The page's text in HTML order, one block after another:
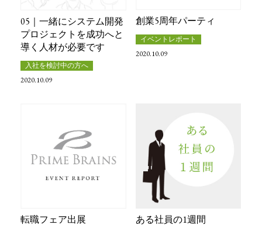
05｜一緒にシステム開発
プロジェクトを成功へと
導く人材が必要です
入社を検討中の方へ
2020.10.09
創業5周年パーティ
イベントレポート
2020.10.09
転職フェア出展 ある社員の1週間